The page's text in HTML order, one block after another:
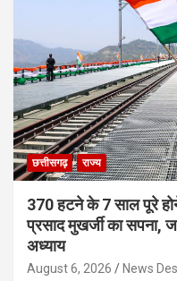
छत्तीसगढ़ राज्य
370 हटने के 7 साल पूरे होने
प्रसाद मुखर्जी का सपना,
अध्याय
August 6, 2026 News